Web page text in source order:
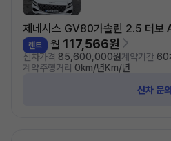
제네시스 GV80가솔린 2.5 터보
렌트 월 117,566원
신차가격 85,600,000원계약기간 60
계약주행거리 0km/년Km/년
신차 문의